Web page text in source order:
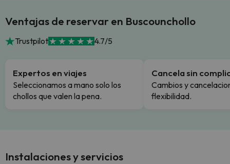
Ventajas de reservar en Buscounchollo
Trustpilot 4.7/5
Expertos en viajes
Seleccionamos a mano solo los
chollos que valen la pena.
Cancela sin
Cambios y
flexibilidad.
Instalaciones y servicios